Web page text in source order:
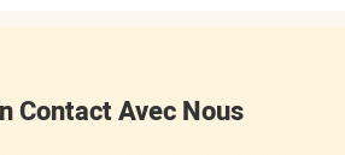
Contact Avec Nous